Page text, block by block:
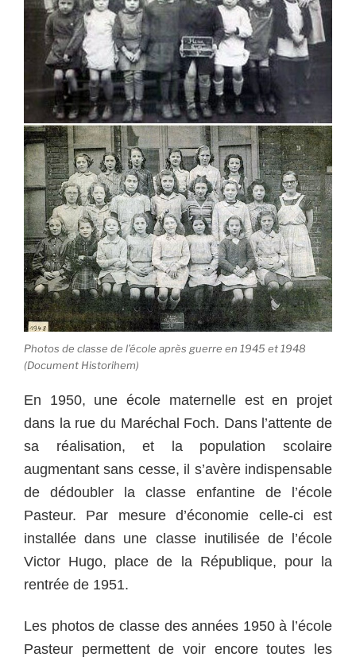
Photos de classe de l’école après guerre en 1945 et 1948
(Document Historihem)
En 1950, une école maternelle est en projet
dans la rue du Maréchal Foch. Dans l’attente de
sa réalisation, et la population scolaire
augmentant sans cesse, il s’avère indispensable
de dédoubler la classe enfantine de l’école
Pasteur. Par mesure d’économie celle-ci est
installée dans une classe inutilisée de l’école
Victor Hugo, place de la République, pour la
rentrée de 1951.
Les photos de classe des années 1950 à l’école
Pasteur permettent de voir encore toutes les